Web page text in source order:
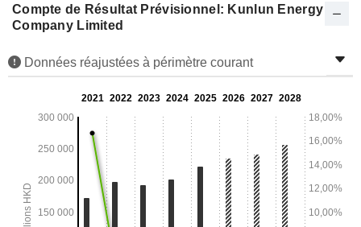
Compte de Résultat Prévisionnel: Kunlun Energy
Company Limited
Données réajustées à périmètre courant